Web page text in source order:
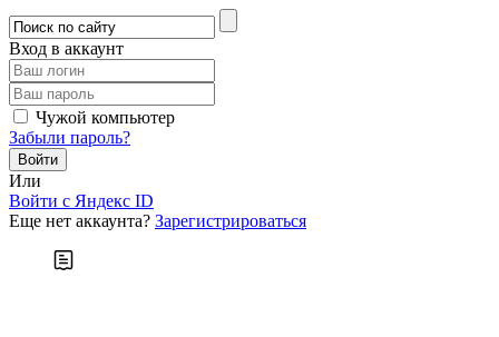
Вход в аккаунт
Чужой компьютер
Забыли пароль?
Или
Войти c Яндекс ID
Еще нет аккаунта? Зарегистрироваться